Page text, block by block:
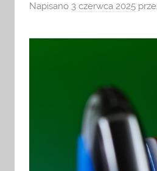
Napisano 3 czerwca 2025